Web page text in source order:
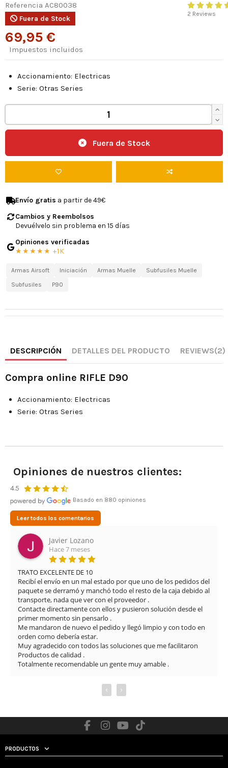
2 Reviews
Referencia AC80038
Fuera de Stock
69,95 €
Impuestos incluidos
Accionamiento: Electricas
Serie: Otras Series
Fuera de Stock
Envío gratis a partir de 49€
Cambios y Reembolsos
Devuélvelo sin problema en 15 días
Opiniones verificadas
★★★★★ +1K
Armas Airsoft Iniciación Armas Muelle
Subfusiles Muelle
Subfusiles
P90
DESCRIPCIÓN DETALLES DEL PRODUCTO REVIEWS(2)
Compra online RIFLE D90
Accionamiento: Electricas
Serie: Otras Series
Opiniones de nuestros clientes:
4.5
Basado en 880 opiniones
Leer todos los comentarios
Javier Lozano
Hace 7 meses
TRATO EXCELENTE DE 10
Recibí el envío en un mal estado por que uno de los pedidos del
paquete se derramó y manchó todo el resto de la caja debido al
transporte, nada que ver con el proveedor .
Contacte directamente con ellos y pusieron solución desde el
primer momento sin pensarlo .
Me mandaron de nuevo el pedido y llegó limpio y con todo en
orden como debería estar.
Muy agradecido con todos las soluciones que me facilitaron
Productos de calidad .
Totalmente recomendable un gente muy amable .
‹ ›
PRODUCTOS